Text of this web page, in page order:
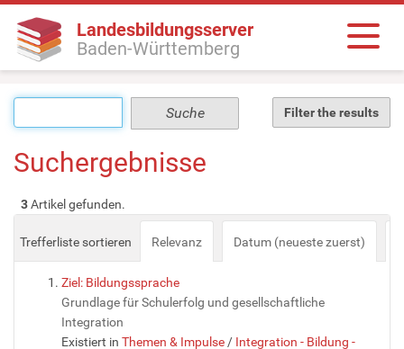
Landesbildungsserver
Baden-Württemberg
Filter the results
Suchergebnisse
3Artikel gefunden.
Trefferliste sortieren Relevanz Datum (neueste zuerst)
Ziel: Bildungssprache
Grundlage für Schulerfolg und gesellschaftliche
Integration
Existiert in Themen & Impulse / Integration - Bildung -